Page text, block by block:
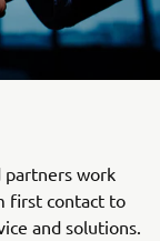
partners work
first contact to
and solutions.